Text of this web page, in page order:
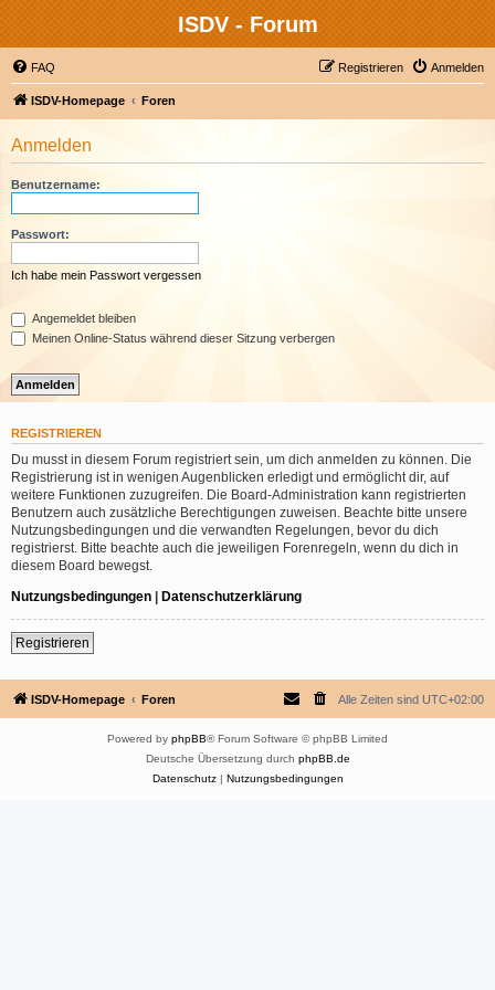
ISDV - Forum
FAQ Anmelden
Registrieren
ISDV-Homepage Foren
Anmelden
Benutzername:
Passwort:
Ich habe mein Passwort vergessen
Angemeldet bleiben
Meinen Online-Status während dieser Sitzung verbergen
REGISTRIEREN
Du musst in diesem Forum registriert sein, um dich anmelden zu können. Die
Registrierung ist in wenigen Augenblicken erledigt und ermöglicht dir, auf
weitere Funktionen zuzugreifen. Die Board-Administration kann registrierten
Benutzern auch zusätzliche Berechtigungen zuweisen. Beachte bitte unsere
Nutzungsbedingungen und die verwandten Regelungen, bevor du dich
registrierst. Bitte beachte auch die jeweiligen Forenregeln, wenn du dich in
diesem Board bewegst.
Nutzungsbedingungen | Datenschutzerklärung
Registrieren
ISDV-Homepage Foren Alle Zeiten sind UTC+02:00
Powered by phpBB® Forum Software © phpBB Limited
Deutsche Übersetzung durch phpBB.de
Datenschutz| Nutzungsbedingungen